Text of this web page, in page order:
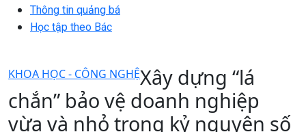
Thông tin quảng bá
Học tập theo Bác
KHOA HỌC - CÔNG NGHỆXây dựng “lá
chắn” bảo vệ doanh nghiệp
vừa và nhỏ trong kỷ nguyên số